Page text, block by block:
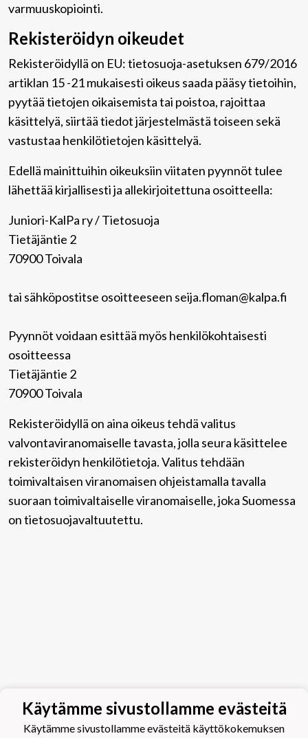
varmuuskopiointi.
Rekisteröidyn oikeudet
Rekisteröidyllä on EU: tietosuoja-asetuksen 679/2016
artiklan 15 -21 mukaisesti oikeus saada pääsy tietoihin,
pyytää tietojen oikaisemista tai poistoa, rajoittaa
käsittelyä, siirtää tiedot järjestelmästä toiseen sekä
vastustaa henkilötietojen käsittelyä.
Edellä mainittuihin oikeuksiin viitaten pyynnöt tulee
lähettää kirjallisesti ja allekirjoitettuna osoitteella:
Juniori-KalPa ry / Tietosuoja
Tietäjäntie 2
70900 Toivala
tai sähköpostitse osoitteeseen seija.floman@kalpa.fi
Pyynnöt voidaan esittää myös henkilökohtaisesti
osoitteessa
Tietäjäntie 2
70900 Toivala
Rekisteröidyllä on aina oikeus tehdä valitus
valvontaviranomaiselle tavasta, jolla seura käsittelee
rekisteröidyn henkilötietoja. Valitus tehdään
toimivaltaisen viranomaisen ohjeistamalla tavalla
suoraan toimivaltaiselle viranomaiselle, joka Suomessa
on tietosuojavaltuutettu.
Käytämme sivustollamme evästeitä
Käytämme sivustollamme evästeitä käyttökokemuksen